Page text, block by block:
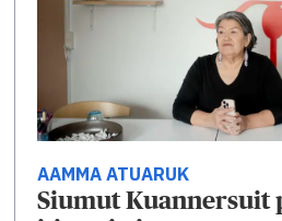
AAMMA ATUARUK
Siumut Kuannersuit